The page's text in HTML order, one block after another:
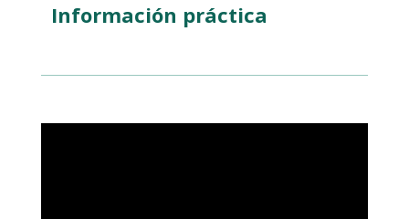
Información práctica